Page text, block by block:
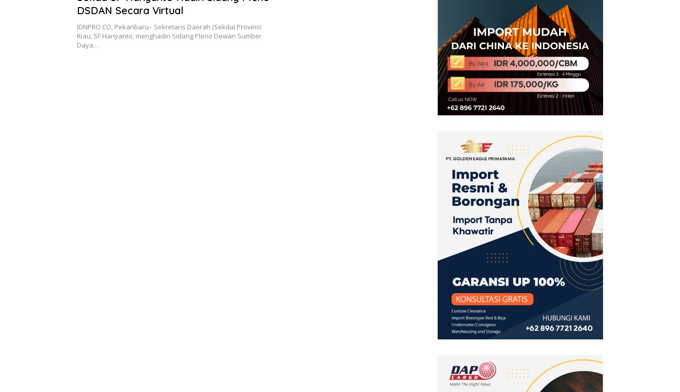
DSDAN Secara Virtual
IDNPRO.CO, Pekanbaru– Sekretaris Daerah (Sekda) Provinsi
Riau, SF Hariyanto, menghadiri Sidang Pleno Dewan Sumber
Daya…